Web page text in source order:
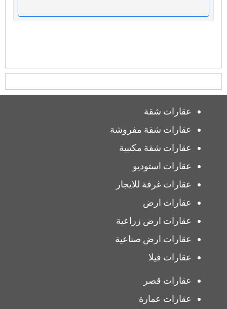
عقارات شقة
عقارات شقة مفروشة
عقارات شقة مكتبية
عقارات استوديو
عقارات غرفة للايجار
عقارات ارض
عقارات ارض زراعية
عقارات ارض صناعية
عقارات فيلا
عقارات قصر
عقارات عمارة